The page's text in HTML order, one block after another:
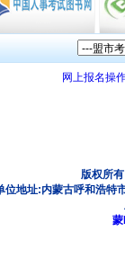
网上报名操
版权所
位地址:内蒙古呼和浩特